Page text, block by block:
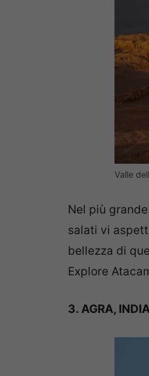
Valle
Nel più
salati vi
bellezza di
Explore
3. AGRA,